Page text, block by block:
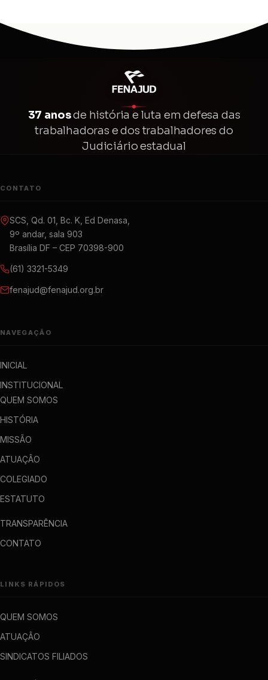
37 anosde história e luta em defesa das
trabalhadoras e dos trabalhadores do
Judiciário estadual
CONTATO
SCS, Qd. 01, Bc. K, Ed Denasa,
9º andar, sala 903
Brasília DF – CEP 70398-900
(61) 3321-5349
fenajud@fenajud.org.br
NAVEGAÇÃO
INICIAL
INSTITUCIONAL
QUEM SOMOS
HISTÓRIA
MISSÃO
ATUAÇÃO
COLEGIADO
ESTATUTO
TRANSPARÊNCIA
CONTATO
LINKS RÁPIDOS
QUEM SOMOS
ATUAÇÃO
SINDICATOS FILIADOS